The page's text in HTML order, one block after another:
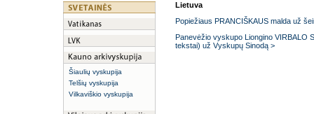
Šiaulių vyskupija
Telšių vyskupija
Vilkaviškio vyskupija
Lietuva
Popiežiaus PRANCIŠKAUS malda už
Panevėžio vyskupo Liongino VIRBALO
tekstai) už Vyskupų Sinodą >